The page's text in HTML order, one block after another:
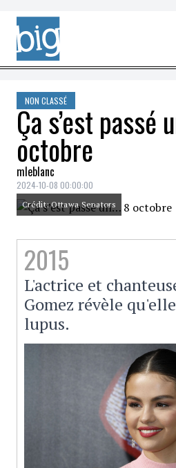
Skip to content
NON CLASSÉ
Ça s’est passé
octobre
mleblanc
2024-10-08 00:00:00
Crédit: Ottawa Senators
2015
L'actrice et
Gomez révèle
lupus.